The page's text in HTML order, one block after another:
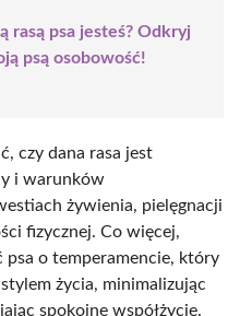
rasą psa jesteś? Odkryj
psą osobowość!
czy dana rasa jest
i warunków
żywienia, pielęgnacji
fizycznej. Co więcej,
psa o temperamencie, który
życia, minimalizując
spokojne współżycie.